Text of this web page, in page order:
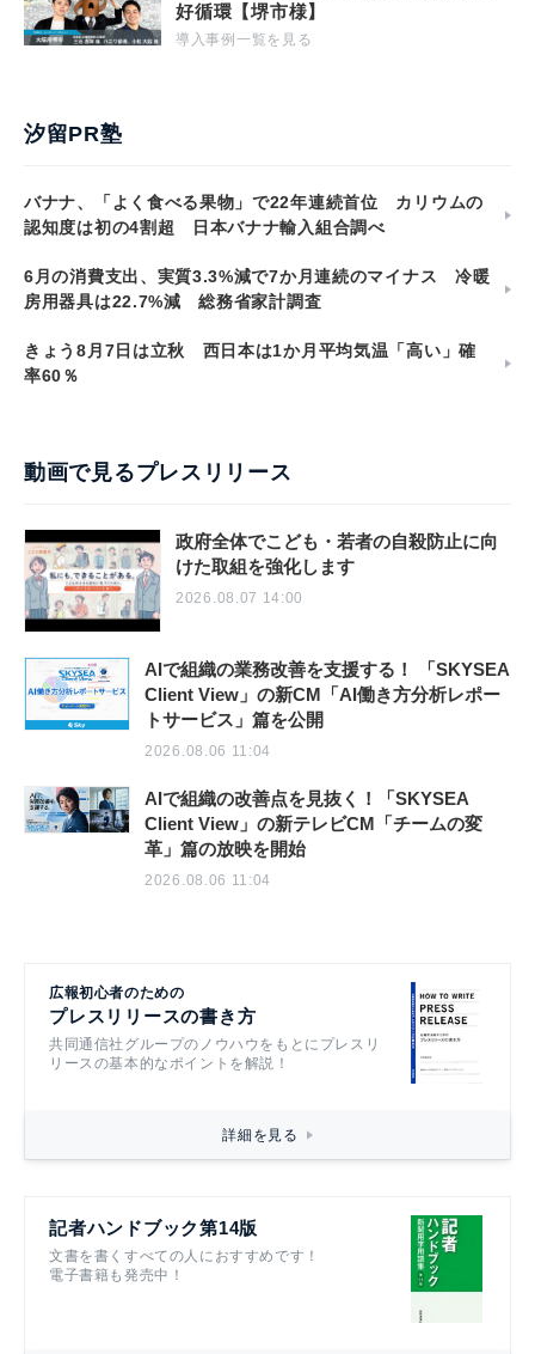
好循環【堺市様】
導入事例一覧を見る
汐留PR塾
バナナ、「よく食べる果物」で22年連続首位 カリウムの
認知度は初の4割超 日本バナナ輸入組合調べ
6月の消費支出、実質3.3%減で7か月連続のマイナス 冷暖
房用器具は22.7%減 総務省家計調査
きょう8月7日は立秋 西日本は1か月平均気温「高い」確
率60％
動画で見るプレスリリース
政府全体でこども・若者の自殺防止に向
けた取組を強化します
2026.08.07 14:00
AIで組織の業務改善を支援する！ 「SKYSEA
Client View」の新CM「AI働き方分析レポー
トサービス」篇を公開
2026.08.06 11:04
AIで組織の改善点を見抜く！「SKYSEA
Client View」の新テレビCM「チームの変
革」篇の放映を開始
2026.08.06 11:04
広報初心者のための
プレスリリースの書き方
共同通信社グループのノウハウをもとにプレスリ
リースの基本的なポイントを解説！
詳細を見る
記者ハンドブック第14版
文書を書くすべての人におすすめです！
電子書籍も発売中！